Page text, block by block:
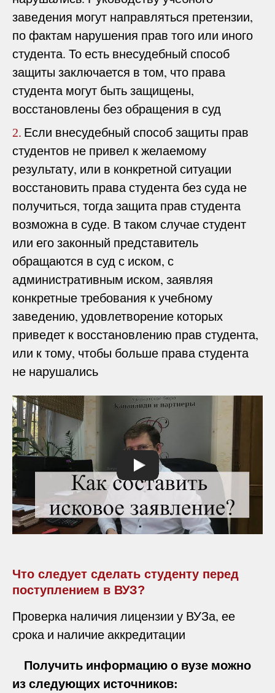
заведения могут направляться претензии,
по фактам нарушения прав того или иного
студента. То есть внесудебный способ
защиты заключается в том, что права
студента могут быть защищены,
восстановлены без обращения в суд
2. Если внесудебный способ защиты прав
студентов не привел к желаемому
результату, или в конкретной ситуации
восстановить права студента без суда не
получиться, тогда защита прав студента
возможна в суде. В таком случае студент
или его законный представитель
обращаются в суд с иском, с
административным иском, заявляя
конкретные требования к учебному
заведению, удовлетворение которых
приведет к восстановлению прав студента,
или к тому, чтобы больше права студента
не нарушались
Что следует сделать студенту перед
поступлением в ВУЗ?
Проверка наличия лицензии у ВУЗа, ее
срока и наличие аккредитации
Получить информацию о вузе можно
из следующих источников: